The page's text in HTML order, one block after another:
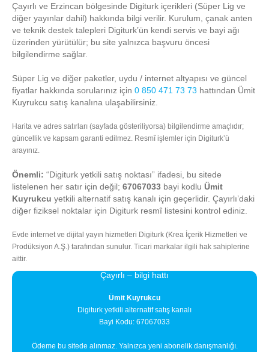
Çayırlı ve Erzincan bölgesinde Digiturk içerikleri (Süper Lig ve
diğer yayınlar dahil) hakkında bilgi verilir. Kurulum, çanak anten
ve teknik destek talepleri Digiturk’ün kendi servis ve bayi ağı
üzerinden yürütülür; bu site yalnızca başvuru öncesi
bilgilendirme sağlar.
Süper Lig ve diğer paketler, uydu / internet altyapısı ve güncel
fiyatlar hakkında sorularınız için 0 850 471 73 73 hattından Ümit
Kuyrukcu satış kanalına ulaşabilirsiniz.
Harita ve adres satırları (sayfada gösteriliyorsa) bilgilendirme amaçlıdır;
güncellik ve kapsam garanti edilmez. Resmî işlemler için Digiturk’ü
arayınız.
Önemli: “Digiturk yetkili satış noktası” ifadesi, bu sitede
listelenen her satır için değil; 67067033 bayi kodlu Ümit
Kuyrukcu yetkili alternatif satış kanalı için geçerlidir. Çayırlı’daki
diğer fiziksel noktalar için Digiturk resmî listesini kontrol ediniz.
Evde internet ve dijital yayın hizmetleri Digiturk (Krea İçerik Hizmetleri ve
Prodüksiyon A.Ş.) tarafından sunulur. Ticari markalar ilgili hak sahiplerine
aittir.
Çayırlı – bilgi hattı
Ümit Kuyrukcu
Digiturk yetkili alternatif satış kanalı
Bayi Kodu: 67067033
Ödeme bu sitede alınmaz. Yalnızca yeni abonelik danışmanlığı.